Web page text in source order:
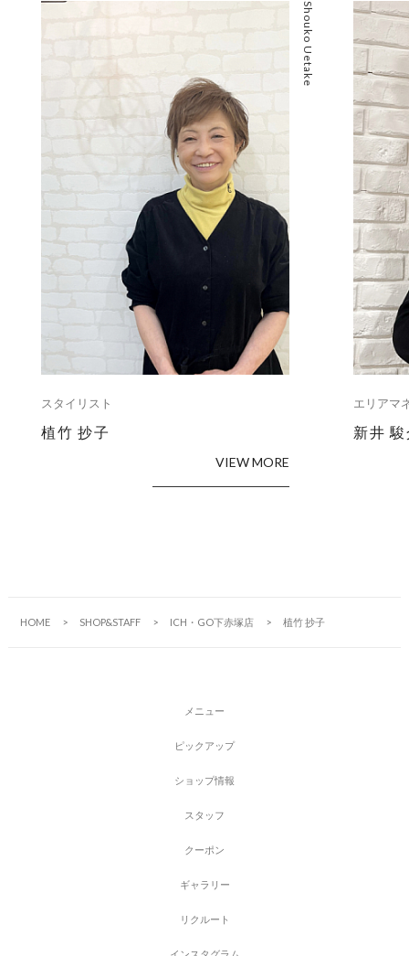
スタイリスト
植竹 抄子
Shouko Uetake
VIEW MORE
エリアマ
新井
HOME SHOP&STAFF ICH・GO下赤塚店 植竹 抄子
メ ニ ュ ー
ピッ ク ア ッ プ
シ ョ ッ プ情報
ス タ ッ フ
ク ーポン
ギャ ラ リ ー
リ ク ルー ト
イ ン ス タ グラ ム